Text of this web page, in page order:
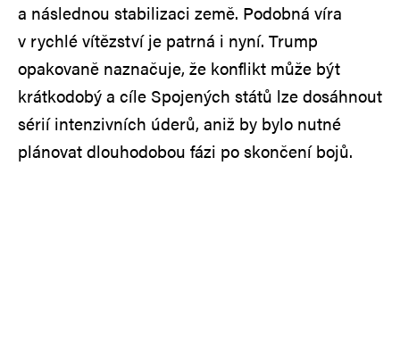
a následnou stabilizaci země. Podobná víra
v rychlé vítězství je patrná i nyní. Trump
opakovaně naznačuje, že konflikt může být
krátkodobý a cíle Spojených států lze dosáhnout
sérií intenzivních úderů, aniž by bylo nutné
plánovat dlouhodobou fázi po skončení bojů.